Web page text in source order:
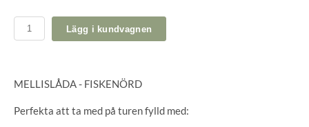
Lägg i kundvagnen
MELLISLÅDA - FISKENÖRD
Perfekta att ta med på turen fylld med: